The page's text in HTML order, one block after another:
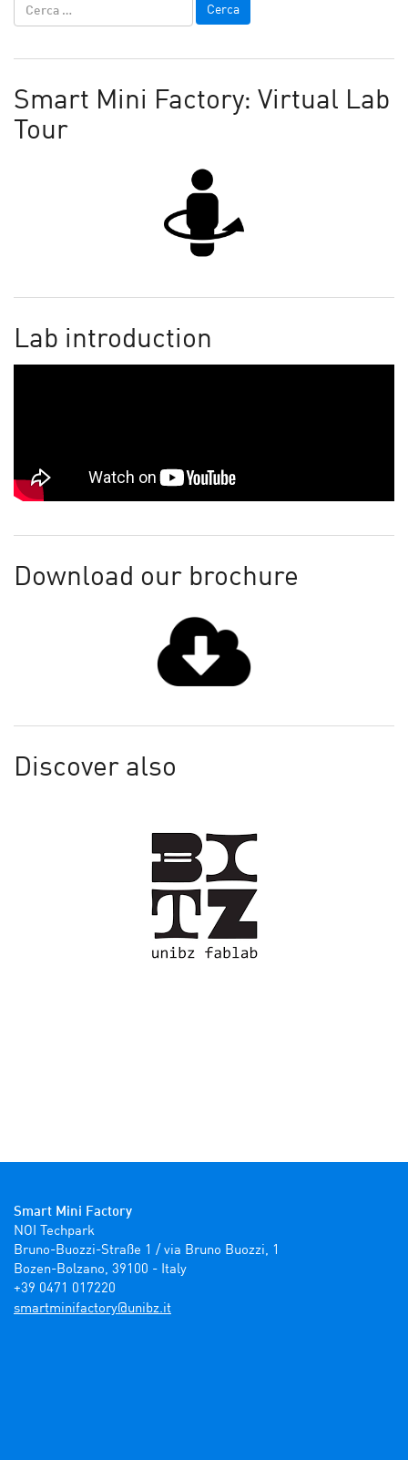
Smart Mini Factory: Virtual Lab
Tour
Lab introduction
Download our brochure
Discover also
Smart Mini Factory
NOI Techpark
Bruno-Buozzi-Straße 1 / via Bruno Buozzi, 1
Bozen-Bolzano, 39100 - Italy
+39 0471 017220
ti.zbinu@yrotcafinimtrams